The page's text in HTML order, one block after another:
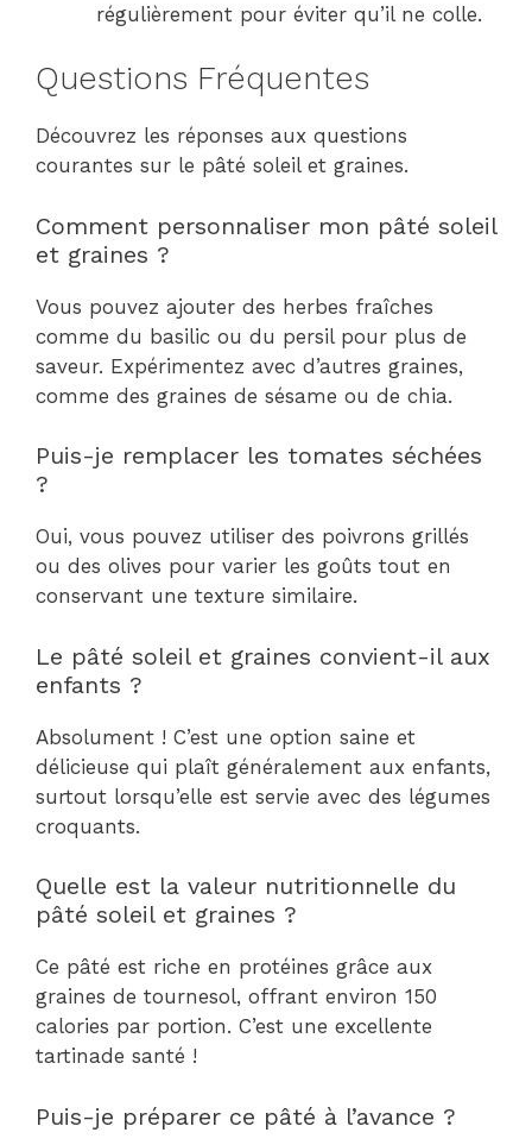
régulièrement pour éviter qu’il ne colle.
Questions Fréquentes
Découvrez les réponses aux questions
courantes sur le pâté soleil et graines.
Comment personnaliser mon pâté soleil
et graines ?
Vous pouvez ajouter des herbes fraîches
comme du basilic ou du persil pour plus de
saveur. Expérimentez avec d’autres graines,
comme des graines de sésame ou de chia.
Puis-je remplacer les tomates séchées
?
Oui, vous pouvez utiliser des poivrons grillés
ou des olives pour varier les goûts tout en
conservant une texture similaire.
Le pâté soleil et graines convient-il aux
enfants ?
Absolument ! C’est une option saine et
délicieuse qui plaît généralement aux enfants,
surtout lorsqu’elle est servie avec des légumes
croquants.
Quelle est la valeur nutritionnelle du
pâté soleil et graines ?
Ce pâté est riche en protéines grâce aux
graines de tournesol, offrant environ 150
calories par portion. C’est une excellente
tartinade santé !
Puis-je préparer ce pâté à l’avance ?